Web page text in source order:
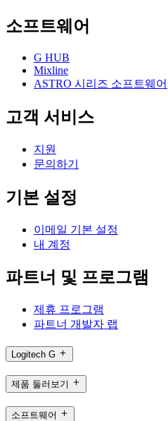
소프트웨어
G HUB
Mixline
ASTRO 시리즈 소프트웨어
고객 서비스
지원
문의하기
기본 설정
이메일 기본 설정
내 계정
파트너 및 프로그램
제휴 프로그램
파트너 개발자 랩
Logitech G
제품 둘러보기
소프트웨어